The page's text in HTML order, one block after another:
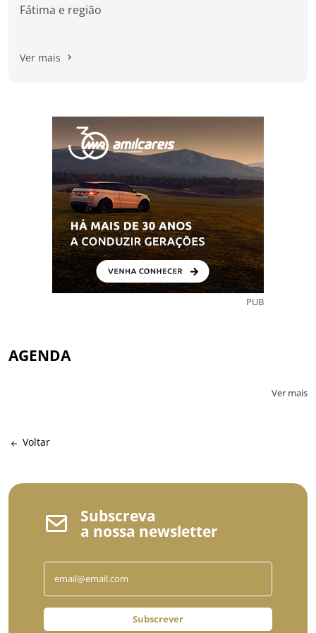
Fátima e região
Ver mais
PUB
AGENDA
Ver mais
Voltar
Subscreva
a nossa newsletter
Subscrever